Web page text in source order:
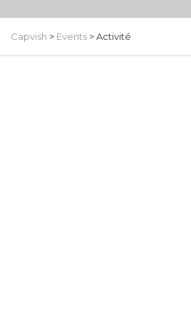
Capvish > Events >Activité